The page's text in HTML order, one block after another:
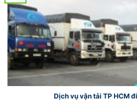
Dịch vụ vận tải TP HCM